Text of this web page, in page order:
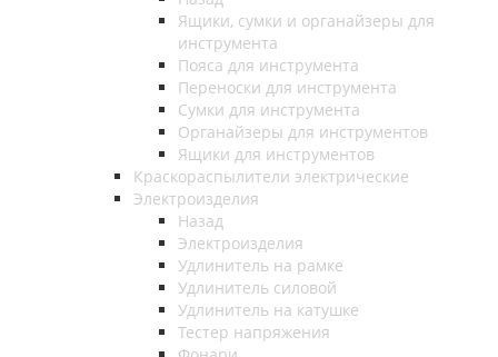
Ящики, сумки и органайзеры для
инструмента
Пояса для инструмента
Переноски для инструмента
Сумки для инструмента
Органайзеры для инструментов
Ящики для инструментов
Краскораспылители электрические
Электроизделия
Назад
Электроизделия
Удлинитель на рамке
Удлинитель силовой
Удлинитель на катушке
Тестер напряжения